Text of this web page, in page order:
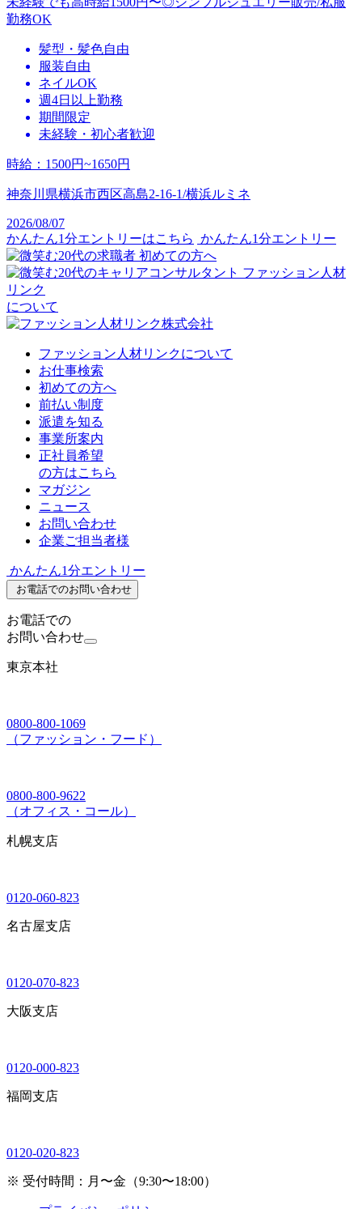
勤務OK
髪型・髪色自由
服装自由
ネイルOK
週4日以上勤務
期間限定
未経験・初心者歓迎
時給 ： 1500円~1650円
神奈川県横浜市西区高島2-16-1/横浜ルミネ
2026/08/07
かんたん1分エントリーはこちら かんたん1分エントリー
初めての方へ
ファッション人材
リンク
について
ファッション人材リンクについて
お仕事検索
初めての方へ
前払い制度
派遣を知る
事業所案内
正社員希望
の方はこちら
マガジン
ニュース
お問い合わせ
企業ご担当者様
かんたん1分エントリー
お電話でのお問い合わせ
お電話での
お問い合わせ
東京本社
0800-800-1069
（ファッション・フード）
0800-800-9622
（オフィス・コール）
札幌支店
0120-060-823
名古屋支店
0120-070-823
大阪支店
0120-000-823
福岡支店
0120-020-823
※ 受付時間：月〜金（9:30〜18:00）